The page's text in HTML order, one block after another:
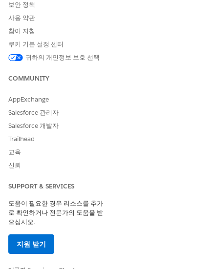
작업 세부 사항
API 이름
참조 작업 유형
이 작업은 하나 이상의 프롬프
트 템플릿을 실행합니까?
이 기사를 통해 문제를 해결했습니까?
보안 정책
사용 약관
참여 지침
쿠키 기본 설정 센터
귀하의 개인정보 보호 선택
COMMUNITY
AppExchange
Salesforce 관리자
Salesforce 개발자
Trailhead
교육
신뢰
SUPPORT & SERVICES
도움이 필요한 경우 리소스를 추가
로 확인하거나 전문가의 도움을 받
으십시오.
지원 받기